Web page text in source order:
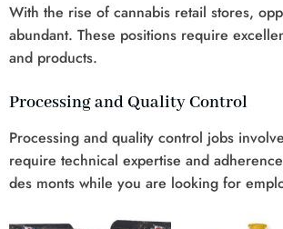
With the rise of cannabis retail stores,
abundant. These positions require
and products.
Processing and Quality Control
Processing and quality control jobs
require technical expertise and
des monts while you are looking for